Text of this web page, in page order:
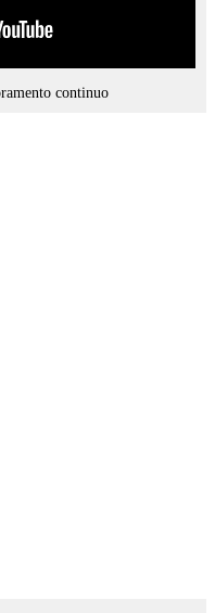
continuo